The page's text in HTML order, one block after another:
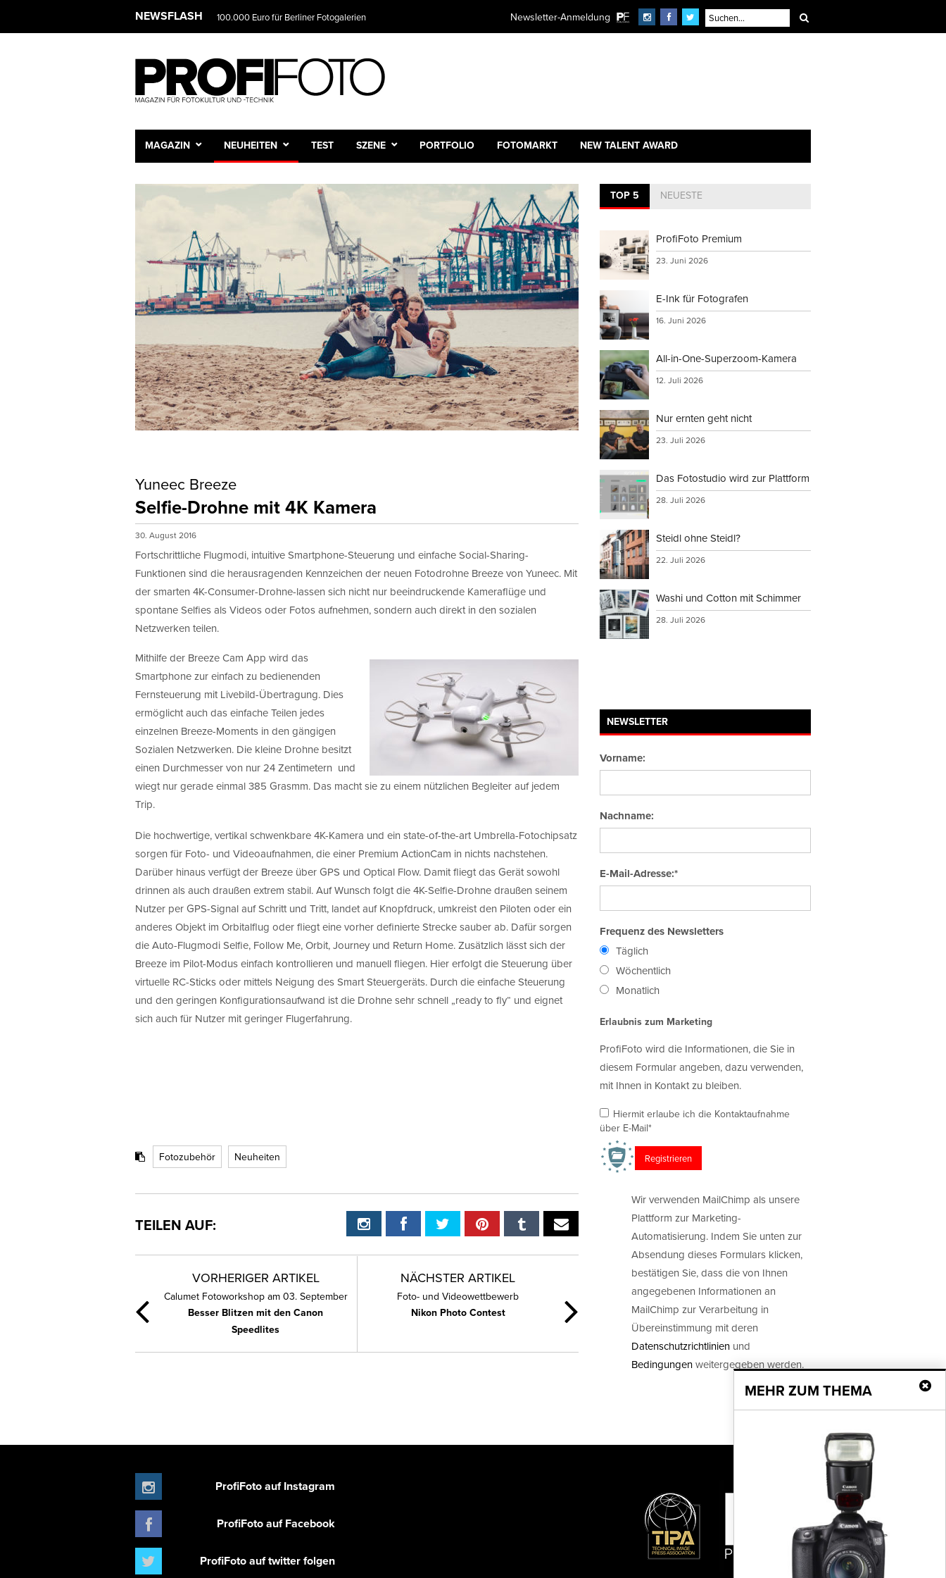
NEWSFLASH 100.000 Euro für Berliner Fotogalerien Newsletter-Anmeldung
MAGAZIN NEUHEITEN TEST SZENE PORTFOLIO FOTOMARKT NEW TALENT AWARD
Yuneec Breeze
Selfie-Drohne mit 4K Kamera
30. August 2016
Fortschrittliche Flugmodi, intuitive Smartphone-Steuerung und einfache Social-Sharing-
Funktionen sind die herausragenden Kennzeichen der neuen Fotodrohne Breeze von Yuneec. Mit
der smarten 4K-Consumer-Drohne-lassen sich nicht nur beeindruckende Kameraflüge und
spontane Selfies als Videos oder Fotos aufnehmen, sondern auch direkt in den sozialen
Netzwerken teilen.
Mithilfe der Breeze Cam App wird das
Smartphone zur einfach zu bedienenden
Fernsteuerung mit Livebild-Übertragung. Dies
ermöglicht auch das einfache Teilen jedes
einzelnen Breeze-Moments in den gängigen
Sozialen Netzwerken. Die kleine Drohne besitzt
einen Durchmesser von nur 24 Zentimetern und
wiegt nur gerade einmal 385 Grasmm. Das macht sie zu einem nützlichen Begleiter auf jedem
Trip.
Die hochwertige, vertikal schwenkbare 4K-Kamera und ein state-of-the-art Umbrella-Fotochipsatz
sorgen für Foto- und Videoaufnahmen, die einer Premium ActionCam in nichts nachstehen.
Darüber hinaus verfügt der Breeze über GPS und Optical Flow. Damit fliegt das Gerät sowohl
drinnen als auch draußen extrem stabil. Auf Wunsch folgt die 4K-Selfie-Drohne draußen seinem
Nutzer per GPS-Signal auf Schritt und Tritt, landet auf Knopfdruck, umkreist den Piloten oder ein
anderes Objekt im Orbitalflug oder fliegt eine vorher definierte Strecke sauber ab. Dafür sorgen
die Auto-Flugmodi Selfie, Follow Me, Orbit, Journey und Return Home. Zusätzlich lässt sich der
Breeze im Pilot-Modus einfach kontrollieren und manuell fliegen. Hier erfolgt die Steuerung über
virtuelle RC-Sticks oder mittels Neigung des Smart Steuergeräts. Durch die einfache Steuerung
und den geringen Konfigurationsaufwand ist die Drohne sehr schnell „ready to fly“ und eignet
sich auch für Nutzer mit geringer Flugerfahrung.
Fotozubehör Neuheiten
TEILEN AUF:
VORHERIGER ARTIKEL
Calumet Fotoworkshop am 03. September
Besser Blitzen mit den Canon
Speedlites
NÄCHSTER ARTIKEL
Foto- und Videowettbewerb
Nikon Photo Contest
TOP 5 NEUESTE
ProfiFoto Premium
23. Juni 2026
E-Ink für Fotografen
16. Juni 2026
All-in-One-Superzoom-Kamera
12. Juli 2026
Nur ernten geht nicht
23. Juli 2026
Das Fotostudio wird zur Plattform
28. Juli 2026
Steidl ohne Steidl?
22. Juli 2026
Washi und Cotton mit Schimmer
28. Juli 2026
NEWSLETTER
Vorname:
Nachname:
E-Mail-Adresse:*
Frequenz des Newsletters
Täglich
Wöchentlich
Monatlich
Erlaubnis zum Marketing
ProfiFoto wird die Informationen, die Sie in
diesem Formular angeben, dazu verwenden,
mit Ihnen in Kontakt zu bleiben.
Hiermit erlaube ich die Kontaktaufnahme
über E-Mail*
Wir verwenden MailChimp als unsere
Plattform zur Marketing-
Automatisierung. Indem Sie unten zur
Absendung dieses Formulars klicken,
bestätigen Sie, dass die von Ihnen
angegebenen Informationen an
MailChimp zur Verarbeitung in
Übereinstimmung mit deren
Datenschutzrichtlinien und
Bedingungenweitergegeben werden.
MEHR ZUM THEMA
ProfiFoto auf Instagram
ProfiFoto auf Facebook
ProfiFoto auf twitter folgen